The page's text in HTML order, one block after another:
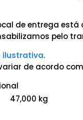
de entrega
pelo
ilustrativa.
de acordo
47,000 kg